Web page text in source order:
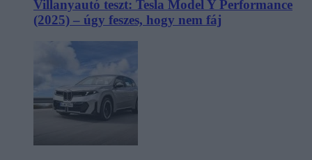
Villanyautó teszt: Tesla Model Y Performance
(2025) – úgy feszes, hogy nem fáj